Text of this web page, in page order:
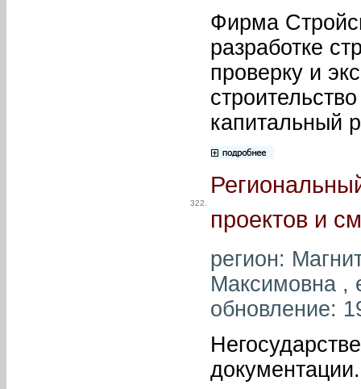
Фирма
разработке
проверку и
капитальный
322.
проектов и
регион:
Максимовна ,
обновление:
документации.